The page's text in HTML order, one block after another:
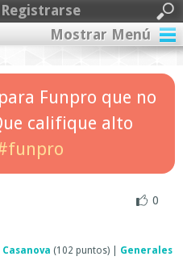
Mostrar Menú
Funpro que no
califique alto
0
(102 puntos)
Generales